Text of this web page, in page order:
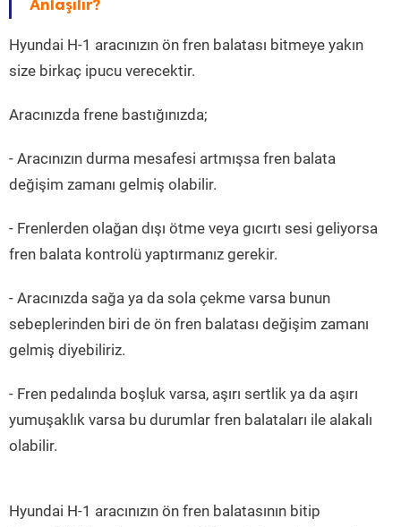
Anlaşılır?
Hyundai H-1 aracınızın ön fren balatası bitmeye yakın
size birkaç ipucu verecektir.
Aracınızda frene bastığınızda;
- Aracınızın durma mesafesi artmışsa fren balata
değişim zamanı gelmiş olabilir.
- Frenlerden olağan dışı ötme veya gıcırtı sesi geliyorsa
fren balata kontrolü yaptırmanız gerekir.
- Aracınızda sağa ya da sola çekme varsa bunun
sebeplerinden biri de ön fren balatası değişim zamanı
gelmiş diyebiliriz.
- Fren pedalında boşluk varsa, aşırı sertlik ya da aşırı
yumuşaklık varsa bu durumlar fren balataları ile alakalı
olabilir.
Hyundai H-1 aracınızın ön fren balatasının bitip